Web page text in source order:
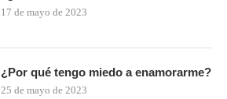
17 de mayo de 2023
¿Por qué tengo miedo a enamorarme?
25 de mayo de 2023